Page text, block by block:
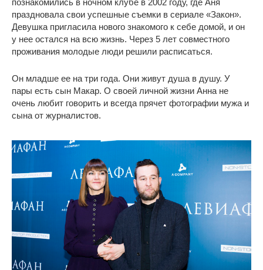
познакомились в ночном клубе в 2002 году, где Аня
праздновала свои успешные съемки в сериале «Закон».
Девушка пригласила нового знакомого к себе домой, и он
у нее остался на всю жизнь. Через 5 лет совместного
проживания молодые люди решили расписаться.
Он младше ее на три года. Они живут душа в душу. У
пары есть сын Макар. О своей личной жизни Анна не
очень любит говорить и всегда прячет фотографии мужа и
сына от журналистов.